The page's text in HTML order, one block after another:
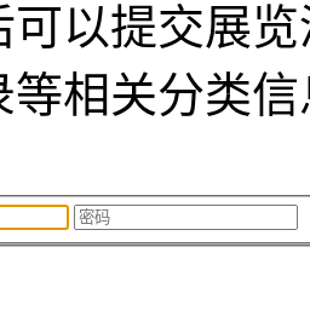
可以提交展
等相关分类